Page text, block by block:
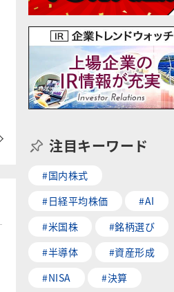
注目キーワード
#国内株式
#日経平均株価
#AI
#米国株
#銘柄選び
#半導体
#資産形成
#NISA
#決算